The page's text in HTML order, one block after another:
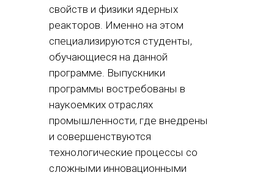
свойств и физики ядерных
реакторов. Именно на этом
специализируются студенты,
обучающиеся на данной
программе. Выпускники
программы востребованы в
наукоемких отраслях
промышленности, где внедрены
и совершенствуются
технологические процессы со
сложными инновационными